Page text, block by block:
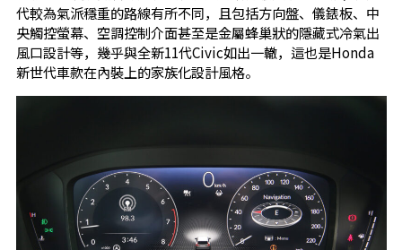
代較為氣派穩重的路線有所不同，且包括方向盤、儀錶板、中
央觸控螢幕、空調控制介面甚至是金屬蜂巢狀的隱藏式冷氣出
風口設計等，幾乎與全新11代Civic如出一轍，這也是Honda
新世代車款在內裝上的家族化設計風格。